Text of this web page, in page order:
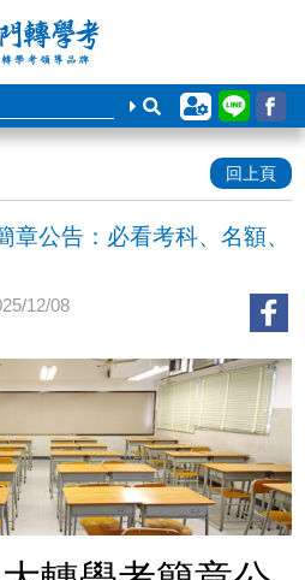
回上頁
公告：必看考科、名額、
12/08